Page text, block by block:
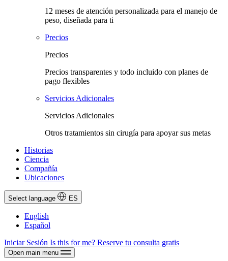
12 meses de atención personalizada para el manejo de
peso, diseñada para ti
Precios
Precios
Precios transparentes y todo incluido con planes de
pago flexibles
Servicios Adicionales
Servicios Adicionales
Otros tratamientos sin cirugía para apoyar sus metas
Historias
Ciencia
Compañía
Ubicaciones
Select language ES
English
Español
Iniciar Sesión Is this for me? Reserve tu consulta gratis
Open main menu